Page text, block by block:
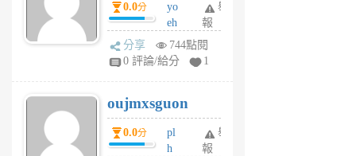
m
v
A
V
個
月
前
0.0分
yo
eh
ld
gy
個
月
前
舉
報
分享
744點閱
0 評論/給分
1
oujmxsguon
0.0分
pl
h
舉
報